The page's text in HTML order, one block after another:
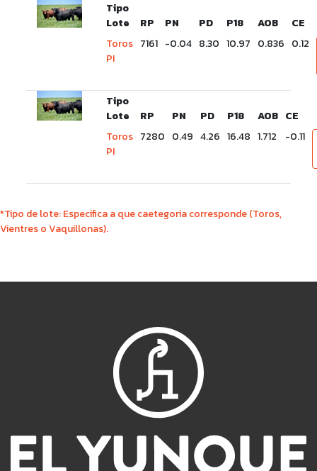
Tipo
Lote
RP PN PD P18 AOB
CE
Toros
PI
7161 -0.04 8.30 10.97 0.836 0.12
Tipo
Lote
RP PN PD P18 AOB CE
Toros
PI
7280 0.49 4.26 16.48 1.712 -0.11
*Tipo de lote: Especifica a que caetegoria corresponde (Toros,
Vientres o Vaquillonas).